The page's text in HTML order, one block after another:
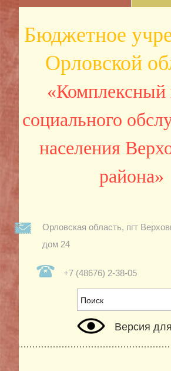
Бюджетное
Орловской
«Комплексный
социального
населения
района»
Орловская область, пгт
дом 24
+7 (48676) 2-38-05
Версия